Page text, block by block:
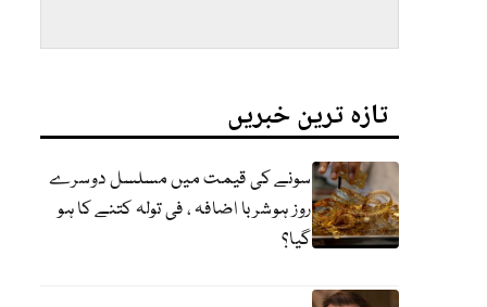
تازہ ترین خبریں
سونے کی قیمت میں مسلسل دوسرے
روز ہوشربا اضافہ ، فی تولہ کتنے کا ہو
گیا؟